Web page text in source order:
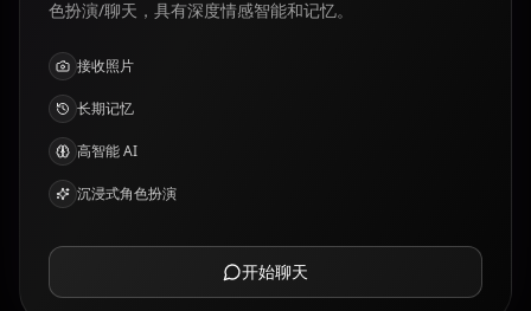
色扮演/聊天，具有深度情感智能和记忆。
接收照片
长期记忆
高智能 AI
沉浸式角色扮演
开始聊天